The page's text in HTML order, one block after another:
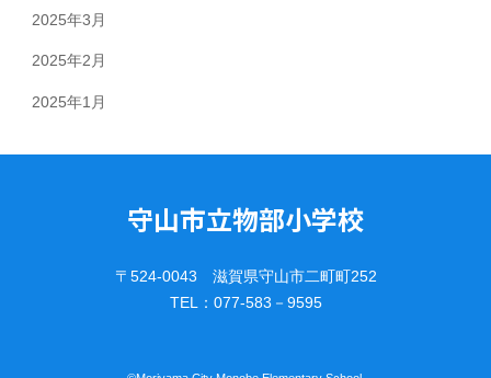
2025年3月
2025年2月
2025年1月
守山市立物部小学校
〒524-0043 滋賀県守山市二町町252
TEL：077-583－9595